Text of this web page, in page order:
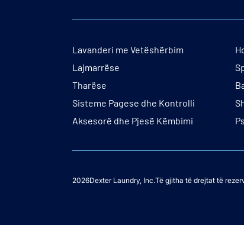
Lavanderi me Vetëshërbim
Lajmarrëse
Tharëse
Sisteme Pagese dhe Kontrolli
Aksesorë dhe Pjesë Këmbimi
2026Dexter Laundry, Inc.Të gjitha të drejtat të